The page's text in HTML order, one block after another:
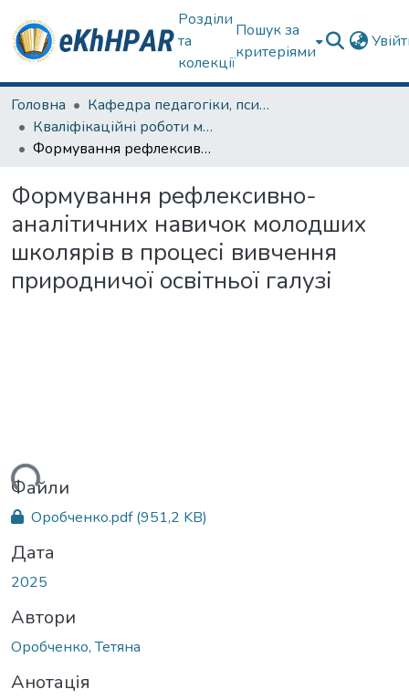
Розділи
та
колекції
Пошук за
критеріями
Головна
Кафедра педагогіки, психології, початкової освіти та освітнього менеджменту
Кваліфікаційні роботи магістрів
Формування рефлексивно-аналітичних навичок молодших школярів в процесі вивчення природничої освітньої галузі
Формування рефлексивно-
аналітичних навичок молодших
школярів в процесі вивчення
природничої освітньої галузі
Файли
Оробченко.pdf(951,2 KB)
Дата
2025
Автори
Оробченко, Тетяна
Анотація